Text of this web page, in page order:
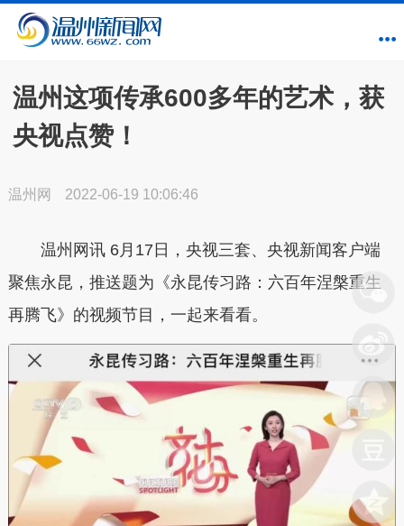
温州这项传承600多年的艺术，获
央视点赞！
温州网 2022-06-19 10:06:46
温州网讯 6月17日，央视三套、央视新闻客户端
聚焦永昆，推送题为 《永昆传习路：六百年涅槃重生
再腾飞》 的视频节目，一起来看看。